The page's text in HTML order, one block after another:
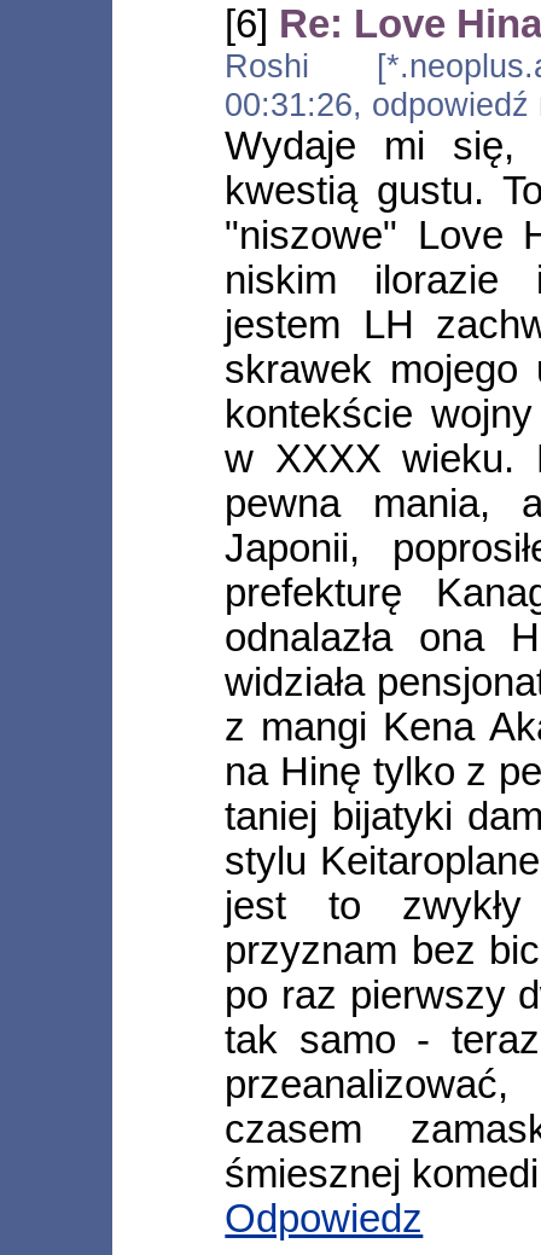
[6] Re: Love
Roshi
00:31:26,
Wydaje mi się,
kwestią gustu.
"niszowe" Love
niskim ilorazie
jestem LH
skrawek mojego
kontekście
w XXXX wieku.
pewna mania,
Japonii,
prefekturę
odnalazła ona
widziała
z mangi Kena
na Hinę tylko z
taniej bijatyki
stylu
jest to
przyznam bez
po raz pierwszy
tak samo -
czasem
śmiesznej
Odpowiedz